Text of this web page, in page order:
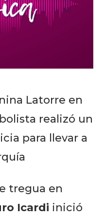
Latorre en
realizó un
para llevar a
tregua en
Icardi inició